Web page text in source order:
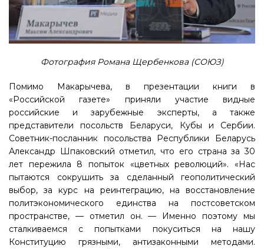
Фотография Романа Щербенкова (СОЮЗ)
Помимо Макарычева, в презентации книги в
«Российской газете» приняли участие видные
российские и зарубежные эксперты, а также
представители посольств Беларуси, Кубы и Сербии.
Советник-посланник посольства Республики Беларусь
Александр Шпаковский отметил, что его страна за 30
лет пережила 8 попыток «цветных революций». «Нас
пытаются сокрушить за сделанный геополитический
выбор, за курс на реинтеграцию, на восстановление
политэкономического единства на постсоветском
пространстве, — отметил он. — Именно поэтому мы
сталкиваемся с попытками покуситься на нашу
Конституцию грязными, антизаконными методами.